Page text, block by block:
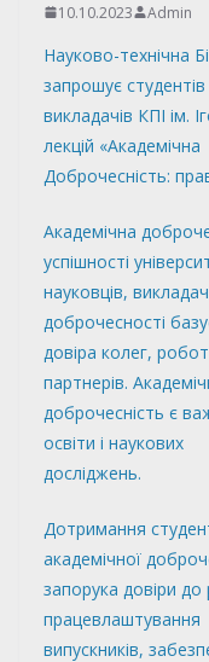
10.10.2023 Admin
Науково-технічна
запрошує
викладачів КПІ ім.
лекцій «Академічна
Доброчесність:
Академічна
успішності
науковців,
доброчесності
довіра колег,
партнерів.
доброчесність є
освіти і наукових
досліджень.
Дотримання
академічної
запорука довіри до
працевлаштування
випускників,